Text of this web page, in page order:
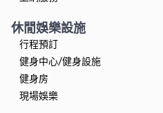
休閒娛樂設施
行程預訂
健身中心/健身設施
健身房
現場娛樂